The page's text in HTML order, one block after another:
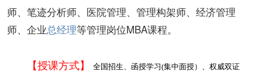
师、笔迹分析师、医院管理、管理构架师、经济管理
师、企业总经理等管理岗位MBA课程。
【授课方式】 全国招生、函授学习(集中面授）、权威双证